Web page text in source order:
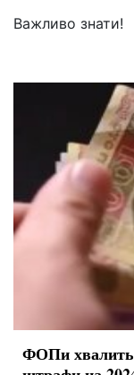
Важливо знати!
ФОПи